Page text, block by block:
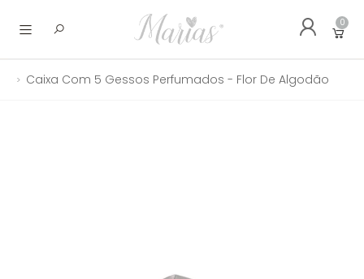
Abrir menu
0
Caixa Com 5 Gessos Perfumados - Flor De Algodão